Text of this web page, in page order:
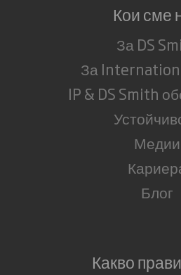
Кои сме
За DS
За
IP & DS Smith
Медии
Блог
Какво